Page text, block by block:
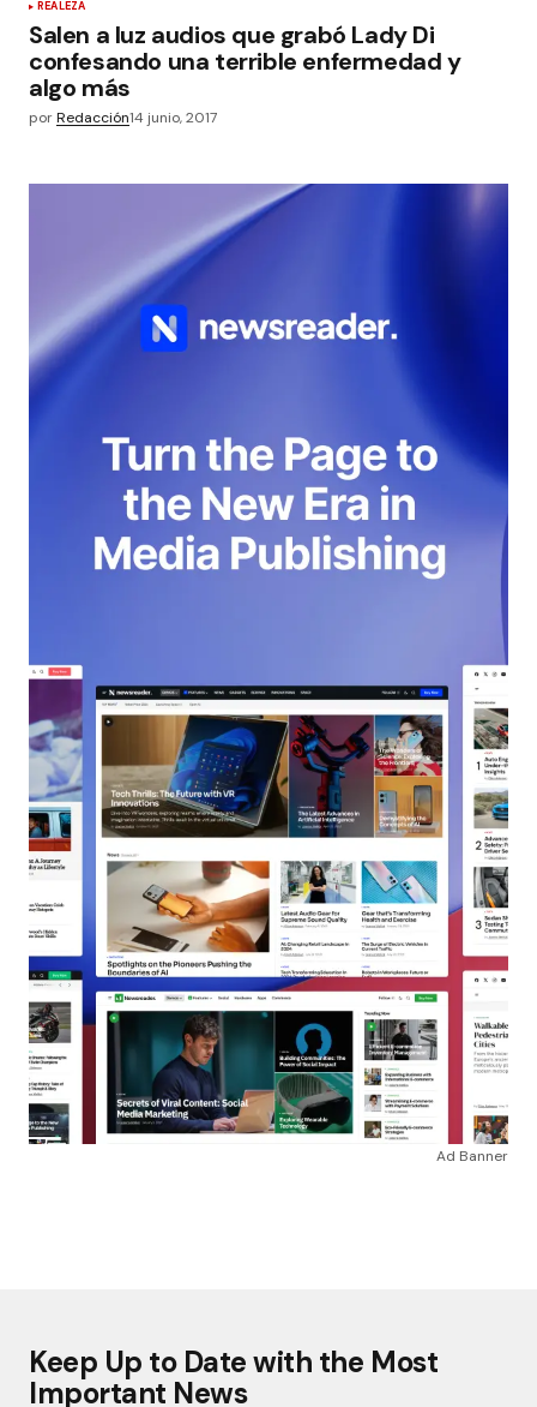
REALEZA
Salen a luz audios que grabó Lady Di
confesando una terrible enfermedad y
algo más
porRedacción14 junio, 2017
Ad Banner
Keep Up to Date with the Most
Important News